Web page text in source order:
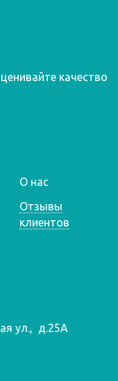
О нас
Отзывы
клиентов
ул., д.25А